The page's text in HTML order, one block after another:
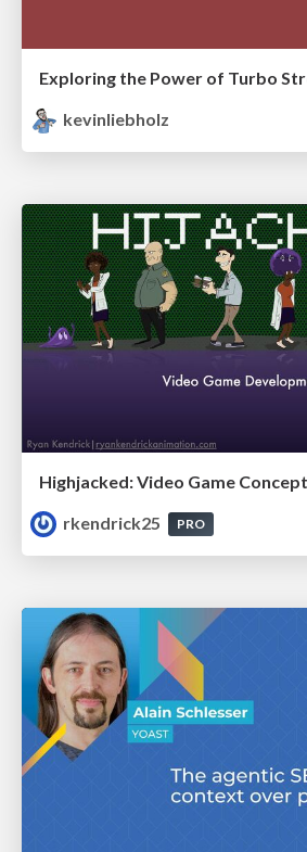
kevinliebholz
Highjacked: Video Game
rkendrick25
PRO